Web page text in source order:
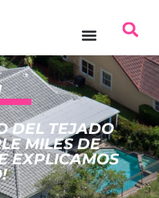
DEL TEJADO
MILES DE
EXPLICAMOS